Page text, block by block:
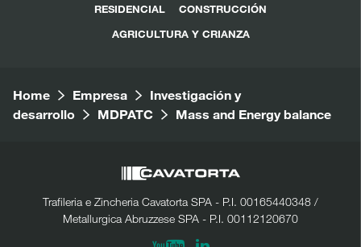
RESIDENCIAL
CONSTRUCCIÓN
AGRICULTURA Y CRIANZA
Home Empresa
Investigación y
desarrollo
MDPATC Mass and Energy balance
Trafileria e Zincheria Cavatorta SPA - P.I. 00165440348 /
Metallurgica Abruzzese SPA - P.I. 00112120670
Youtube Linkedin